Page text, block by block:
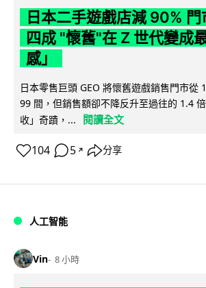
日本二手遊戲店減 90%
四成 "懷舊"在 Z 世代變成
感」
日本零售巨頭 GEO 將懷舊遊戲銷售門市從
99 間，但銷售額卻不降反升至過往的 1.4
收」奇蹟，...
閱讀全文
104 5 ↗ 分享
人工智能
Vin 8 小時